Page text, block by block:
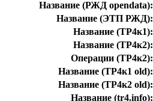
Название (РЖД opendata):
Название (ЭТП РЖД):
Название (ТР4к1):
Название (ТР4к2):
Операции (ТР4к2):
Название (ТР4к1 old):
Название (ТР4к2 old):
Название (tr4.info):